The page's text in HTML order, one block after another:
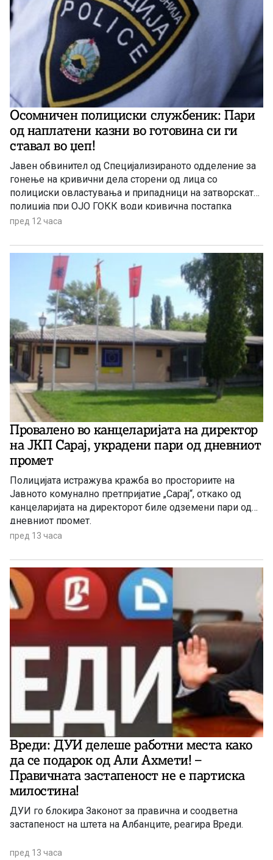
Осомничен полициски службеник: Пари
од наплатени казни во готовина си ги
ставал во џеп!
Јавен обвинител од Специјализираното одделение за
гонење на кривични дела сторени од лица со
полициски овластувања и припадници на затворската
полиција при ОЈО ГОКК води кривична постапка
против полициски службеник од Одделението за
Скопје, поради постоење основано сомнение дека
сторил продолжено кривично дело Злоупотреба на
службената положба и овластување.
пред 12 часа
Провалено во канцеларијата на директор
на ЈКП Сарај, украдени пари од дневниот
промет
Полицијата истражува кражба во просториите на
Јавното комунално претпријатие „Сарај“, откако од
канцеларијата на директорот биле одземени пари од
дневниот промет.
пред 13 часа
Вреди: ДУИ делеше работни места како
да се подарок од Али Ахмети! –
Правичната застапеност не е партиска
милостина!
ДУИ го блокира Законот за правична и соодветна
застапеност на штета на Албанците, реагира Вреди.
пред 13 часа